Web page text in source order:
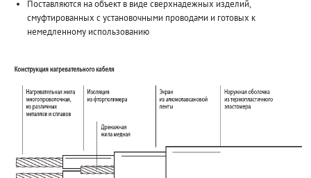
Поставляются на объект в виде сверхнадежных изделий,
смуфтированных с установочными проводами и готовых к
немедленному использованию